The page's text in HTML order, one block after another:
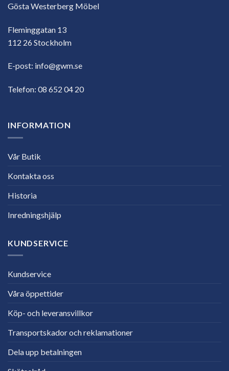
Gösta Westerberg Möbel
Fleminggatan 13
112 26 Stockholm
E-post: info@gwm.se
Telefon: 08 652 04 20
INFORMATION
Vår Butik
Kontakta oss
Historia
Inredningshjälp
KUNDSERVICE
Kundservice
Våra öppettider
Köp- och leveransvillkor
Transportskador och reklamationer
Dela upp betalningen